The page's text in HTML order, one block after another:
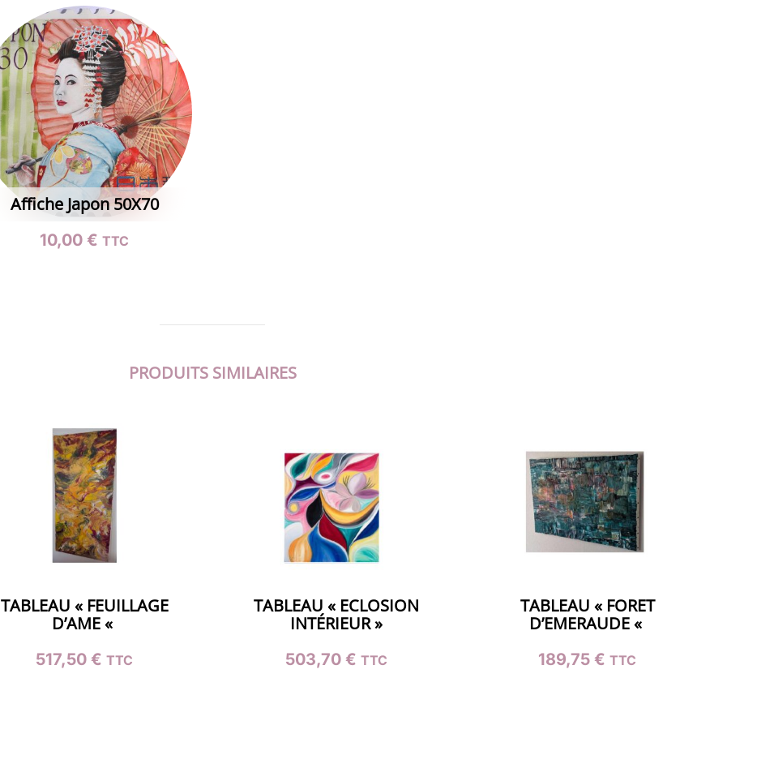
Affiche Japon 50X70
10,00€ TTC
PRODUITS SIMILAIRES
TABLEAU « FEUILLAGE
D’AME «
517,50€ TTC
TABLEAU « ECLOSION
INTÉRIEUR »
503,70 € TTC
TABLEAU « FORET
D’EMERAUDE «
189,75€ TTC